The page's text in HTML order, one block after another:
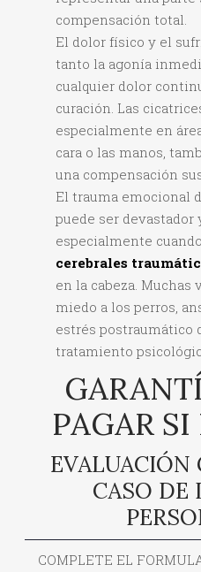
compensación total.
El dolor físico y el
tanto la agonía
cualquier dolor
curación. Las
especialmente en
cara o las manos,
una compensación
El trauma emocional
puede ser devastador
especialmente
cerebrales
en la cabeza.
miedo a los perros,
estrés postraumático
tratamiento
PAGAR
EVALUACIÓN
CASO DE
COMPLETE EL